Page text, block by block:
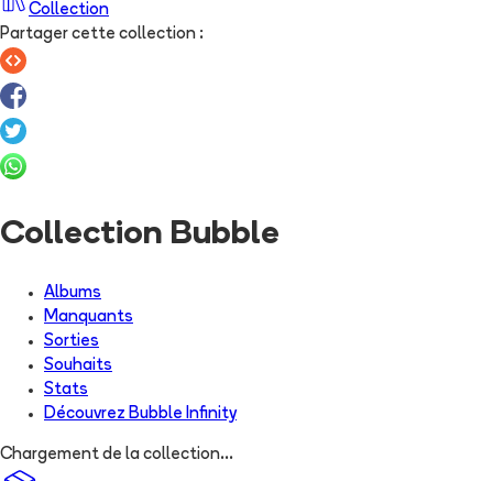
Collection
Partager cette collection :
Collection Bubble
Albums
Manquants
Sorties
Souhaits
Stats
Découvrez Bubble Infinity
Chargement de la collection...